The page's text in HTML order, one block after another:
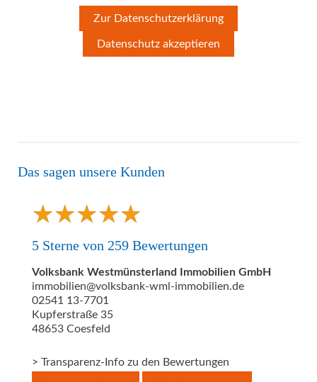
Zur Datenschutzerklärung
Datenschutz akzeptieren
Das sagen unsere Kunden
★★★★★
★★★★★
5 Sterne von 259 Bewertungen
Volksbank Westmünsterland Immobilien GmbH
immobilien@volksbank-wml-immobilien.de
02541 13-7701
Kupferstraße 35
48653 Coesfeld
> Transparenz-Info zu den Bewertungen